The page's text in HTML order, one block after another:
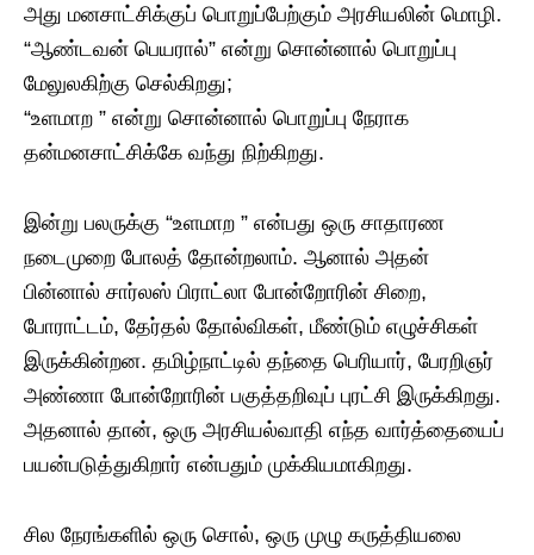
அது மனசாட்சிக்குப் பொறுப்பேற்கும் அரசியலின் மொழி.
“ஆண்டவன் பெயரால்” என்று சொன்னால் பொறுப்பு
மேலுலகிற்கு செல்கிறது;
“உளமாற ” என்று சொன்னால் பொறுப்பு நேராக
தன்மனசாட்சிக்கே வந்து நிற்கிறது.
இன்று பலருக்கு “உளமாற ” என்பது ஒரு சாதாரண
நடைமுறை போலத் தோன்றலாம். ஆனால் அதன்
பின்னால் சார்லஸ் பிராட்லா போன்றோரின் சிறை,
போராட்டம், தேர்தல் தோல்விகள், மீண்டும் எழுச்சிகள்
இருக்கின்றன. தமிழ்நாட்டில் தந்தை பெரியார், பேரறிஞர்
அண்ணா போன்றோரின் பகுத்தறிவுப் புரட்சி இருக்கிறது.
அதனால் தான், ஒரு அரசியல்வாதி எந்த வார்த்தையைப்
பயன்படுத்துகிறார் என்பதும் முக்கியமாகிறது.
சில நேரங்களில் ஒரு சொல், ஒரு முழு கருத்தியலை